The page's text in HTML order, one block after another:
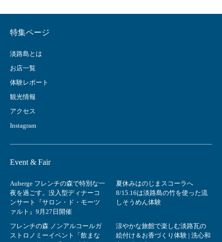
特集ページ
淡路島とは
お店一覧
体験レポート
観光情報
アクセス
Instagram
Event & Fair
Auberge フレンチの森で特別な一
夜を過ごす。没入型ディナーコ
ンサート『サロン・ド・モーツ
ァルト』9月27日開催
夏休みはのじまスコーラへ
8/15.16は淡路島の竹を使った流
しそうめん体験
フレンチの森 ノンアルコールガ
ストロノミーイベント「飲まな
涼やかな旅館で楽しむ淡路瓦の
絵付け＆お香づくり体験 | 洗心和